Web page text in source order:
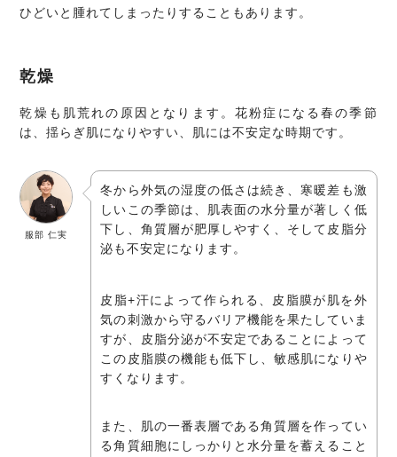
ひどいと腫れてしまったりすることもあります。
乾燥
乾燥も肌荒れの原因となります。花粉症になる春の季節
は、揺らぎ肌になりやすい、肌には不安定な時期です。
服部 仁実
冬から外気の湿度の低さは続き、寒暖差も激
しいこの季節は、肌表面の水分量が著しく低
下し、角質層が肥厚しやすく、そして皮脂分
泌も不安定になります。
皮脂+汗によって作られる、皮脂膜が肌を外
気の刺激から守るバリア機能を果たしていま
すが、皮脂分泌が不安定であることによって
この皮脂膜の機能も低下し、敏感肌になりや
すくなります。
また、肌の一番表層である角質層を作ってい
る角質細胞にしっかりと水分量を蓄えること